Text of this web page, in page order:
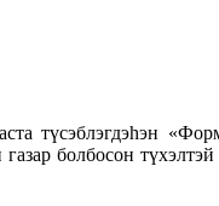
түсэблэгдэhэн
болбосон